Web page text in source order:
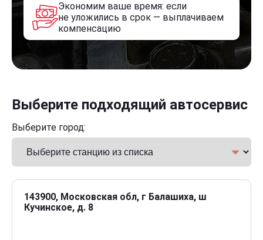
Экономим ваше время: если
не уложились в срок — выплачиваем
компенсацию
Выберите подходящий автосервис
Выберите город:
143900, Московская обл, г Балашиха, ш
Кучинское, д. 8